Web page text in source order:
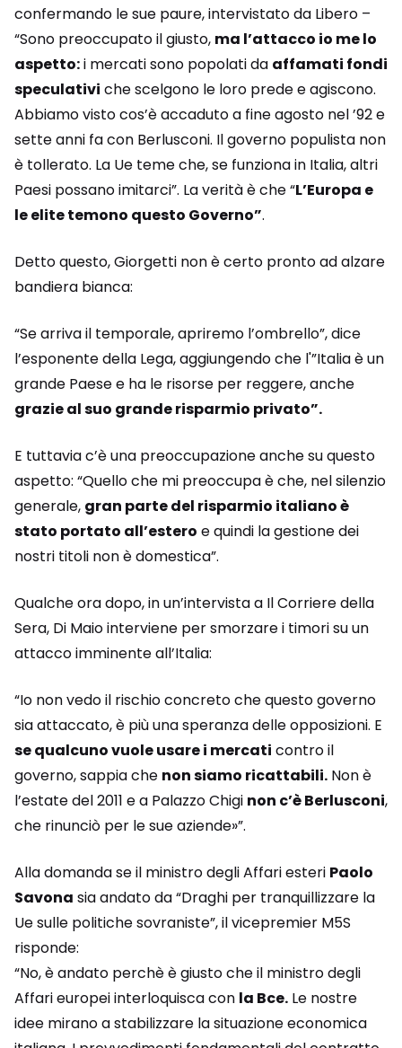
confermando le sue paure, intervistato da Libero –
“Sono preoccupato il giusto, ma l’attacco io me lo
aspetto:i mercati sono popolati da affamati fondi
speculativi che scelgono le loro prede e agiscono.
Abbiamo visto cos’è accaduto a fine agosto nel ’92 e
sette anni fa con Berlusconi. Il governo populista non
è tollerato. La Ue teme che, se funziona in Italia, altri
Paesi possano imitarci”. La verità è che “L’Europa e
le elite temono questo Governo”.
Detto questo, Giorgetti non è certo pronto ad alzare
bandiera bianca:
“Se arriva il temporale, apriremo l’ombrello”, dice
l’esponente della Lega, aggiungendo che l'”Italia è un
grande Paese e ha le risorse per reggere, anche
grazie al suo grande risparmio privato”.
E tuttavia c’è una preoccupazione anche su questo
aspetto: “Quello che mi preoccupa è che, nel silenzio
generale, gran parte del risparmio italiano è
stato portato all’estero e quindi la gestione dei
nostri titoli non è domestica”.
Qualche ora dopo, in un’intervista a Il Corriere della
Sera, Di Maio interviene per smorzare i timori su un
attacco imminente all’Italia:
“Io non vedo il rischio concreto che questo governo
sia attaccato, è più una speranza delle opposizioni. E
se qualcuno vuole usare i mercati contro il
governo, sappia che non siamo ricattabili. Non è
l’estate del 2011 e a Palazzo Chigi non c’è Berlusconi,
che rinunciò per le sue aziende»”.
Alla domanda se il ministro degli Affari esteri Paolo
Savona sia andato da “Draghi per tranquillizzare la
Ue sulle politiche sovraniste”, il vicepremier M5S
risponde:
“No, è andato perchè è giusto che il ministro degli
Affari europei interloquisca con la Bce. Le nostre
idee mirano a stabilizzare la situazione economica